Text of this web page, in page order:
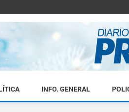
INFO. GENERAL